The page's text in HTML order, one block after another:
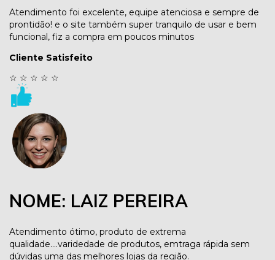
Atendimento foi excelente, equipe atenciosa e sempre de
prontidão! e o site também super tranquilo de usar e bem
funcional, fiz a compra em poucos minutos
Cliente Satisfeito
☆ ☆ ☆ ☆ ☆
NOME: LAIZ PEREIRA
Atendimento ótimo, produto de extrema
qualidade....varidedade de produtos, emtraga rápida sem
dúvidas uma das melhores lojas da região.